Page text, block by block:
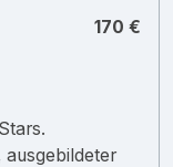
170 €
ausgebildeter